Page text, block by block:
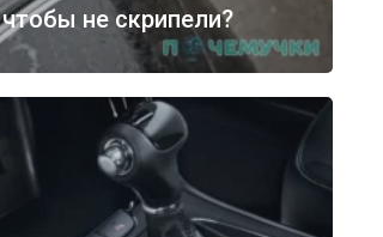
чтобы не скрипели?